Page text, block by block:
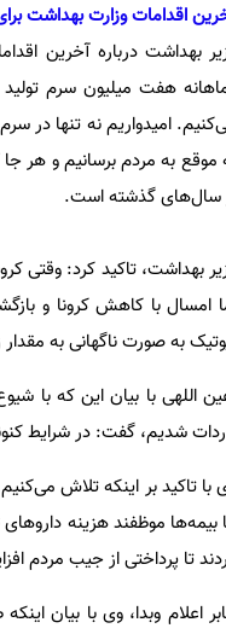
اقدامات وزارت بهداشت
بهداشت درباره آخرین
امیدواریم نه تنها در
موقع به مردم برسانیم و هر جا
سال‌های گذشته است.
بهداشت، تاکید کرد: وقتی
امسال با کاهش کرونا و
به صورت ناگهانی به مقدار
اللهی با بیان این که با
شدیم، گفت: در شرایط
با تاکید بر اینکه تلاش
بیمه‌ها موظفند هزینه
تا پرداختی از جیب مردم
اعلام وبدا، وی با بیان